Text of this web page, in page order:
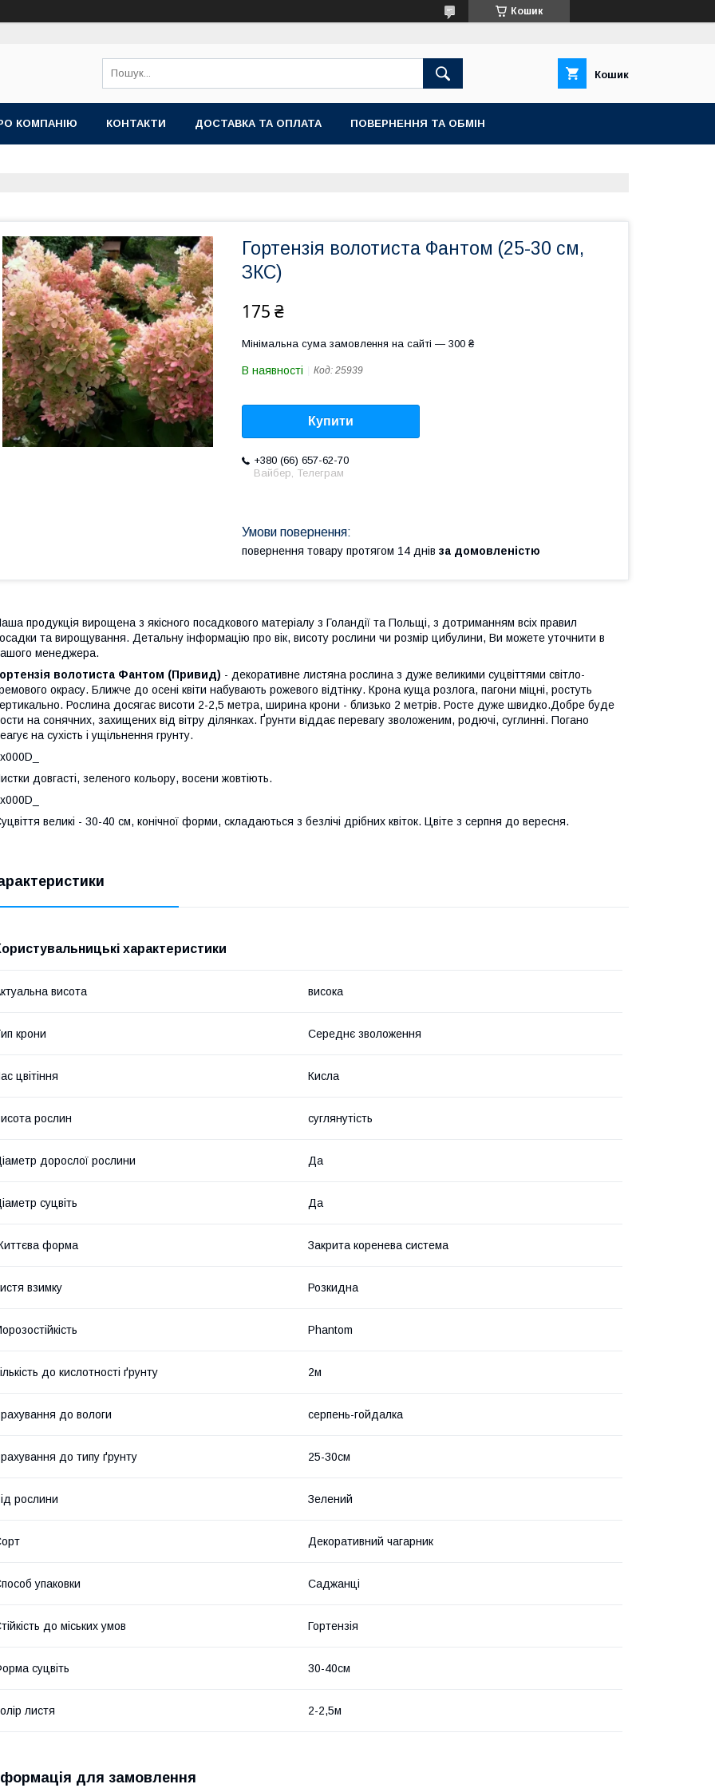
Кошик
Кошик
КОМПАНІЮ КОНТАКТИ ДОСТАВКА ТА ОПЛАТА ПОВЕРНЕННЯ ТА ОБМІН
Гортензія волотиста Фантом (25-30 см,
ЗКС)
175 ₴
Мінімальна сума замовлення на сайті — 300 ₴
В наявності Код: 25939
Купити
+380 (66) 657-62-70
Вайбер, Телеграм
повернення товару протягом 14 днів за домовленістю
продукція вирощена з якісного посадкового матеріалу з Голандії та Польщі, з дотриманням всіх правил
та вирощування. Детальну інформацію про вік, висоту рослини чи розмір цибулини, Ви можете уточнити в
менеджера.
волотиста Фантом (Привид) - декоративне листяна рослина з дуже великими суцвіттями світло-
окрасу. Ближче до осені квіти набувають рожевого відтінку. Крона куща розлога, пагони міцні, ростуть
Рослина досягає висоти 2-2,5 метра, ширина крони - близько 2 метрів. Росте дуже швидко.Добре буде
на сонячних, захищених від вітру ділянках. Ґрунти віддає перевагу зволоженим, родючі, суглинні. Погано
на сухість і ущільнення грунту.
_x000D_
довгасті, зеленого кольору, восени жовтіють.
_x000D_
великі - 30-40 см, конічної форми, складаються з безлічі дрібних квіток. Цвіте з серпня до вересня.
характеристики
висота висока
крони Середнє зволоження
цвітіння Кисла
рослин суглянутість
дорослої рослини Да
суцвіть Да
форма Закрита коренева система
взимку Розкидна
Phantom
до кислотності ґрунту 2м
до вологи серпень-гойдалка
до типу ґрунту 25-30см
рослини Зелений
Декоративний чагарник
упаковки Саджанці
до міських умов Гортензія
суцвіть 30-40см
листя 2-2,5м
для замовлення